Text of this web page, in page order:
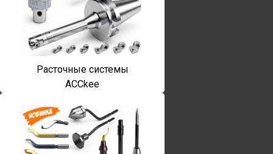
Расточные системы
ACCkee